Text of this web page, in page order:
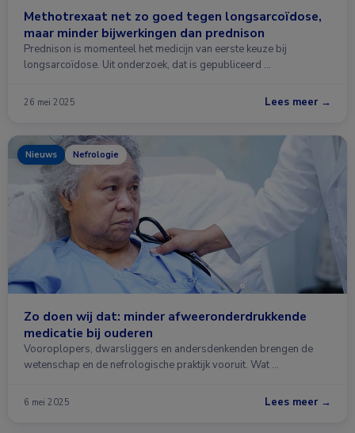
Methotrexaat net zo goed tegen longsarcoïdose,
maar minder bijwerkingen dan prednison
Prednison is momenteel het medicijn van eerste keuze bij
longsarcoïdose. Uit onderzoek, dat is gepubliceerd …
26 mei 2025 Lees meer →
Nieuws Nefrologie
Zo doen wij dat: minder afweeronderdrukkende
medicatie bij ouderen
Vooroplopers, dwarsliggers en andersdenkenden brengen de
wetenschap en de nefrologische praktijk vooruit. Wat …
6 mei 2025 Lees meer →